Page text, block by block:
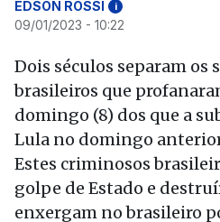
EDSON ROSSI i
09/01/2023 - 10:22
Dois séculos separam os
brasileiros que
domingo (8) dos que a
Lula no domingo
Estes criminosos
golpe de Estado e
enxergam no brasileiro